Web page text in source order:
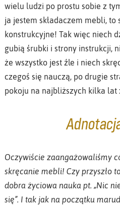
wielu ludzi po prostu sobie z
ja jestem składaczem mebli,
konstrukcyjne! Tak więc niech
gubią śrubki i strony instrukcji,
że wszystko jest źle i niech
czegoś się nauczą, po drugie
pokoju na najbliższych kilka lat
Oczywiście zaangażowaliśmy
skręcanie mebli! Czy przyszło
dobra życiowa nauka pt. „Nic
się”. I tak jak na początku